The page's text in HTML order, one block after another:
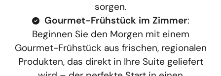
sorgen.
Gourmet-Frühstück im Zimmer:
Beginnen Sie den Morgen mit einem
Gourmet-Frühstück aus frischen, regionalen
Produkten, das direkt in Ihre Suite geliefert